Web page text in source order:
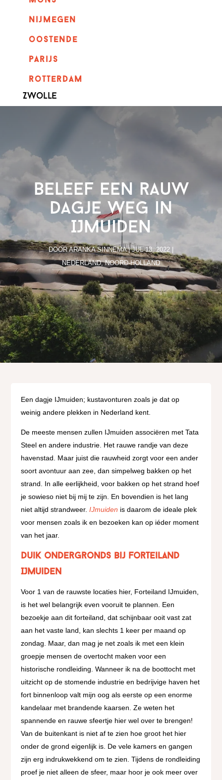
nijmegen
oostende
parijs
rotterdam
Zwolle
Beleef een rauw
dagje weg in
IJmuiden
DOORARANKA SINNEMA|JUL 13, 2022
NEDERLAND,NOORD-HOLLAND
Een dagje IJmuiden; kustavonturen zoals je dat op
weinig andere plekken in Nederland kent.
De meeste mensen zullen IJmuiden associëren met Tata
Steel en andere industrie. Het rauwe randje van deze
havenstad. Maar juist die rauwheid zorgt voor een ander
soort avontuur aan zee, dan simpelweg bakken op het
strand. In alle eerlijkheid, voor bakken op het strand hoef
je sowieso niet bij mij te zijn. En bovendien is het lang
niet altijd strandweer. IJmuiden is daarom de ideale plek
voor mensen zoals ik en bezoeken kan op iéder moment
van het jaar.
Duik ondergronds bij Forteiland
IJmuiden
Voor 1 van de rauwste locaties hier, Forteiland IJmuiden,
is het wel belangrijk even vooruit te plannen. Een
bezoekje aan dit forteiland, dat schijnbaar ooit vast zat
aan het vaste land, kan slechts 1 keer per maand op
zondag. Maar, dan mag je net zoals ik met een klein
groepje mensen de overtocht maken voor een
historische rondleiding. Wanneer ik na de boottocht met
uitzicht op de stomende industrie en bedrijvige haven het
fort binnenloop valt mijn oog als eerste op een enorme
kandelaar met brandende kaarsen. Ze weten het
spannende en rauwe sfeertje hier wel over te brengen!
Van de buitenkant is niet af te zien hoe groot het hier
onder de grond eigenlijk is. De vele kamers en gangen
zijn erg indrukwekkend om te zien. Tijdens de rondleiding
proef je niet alleen de sfeer, maar hoor je ook meer over